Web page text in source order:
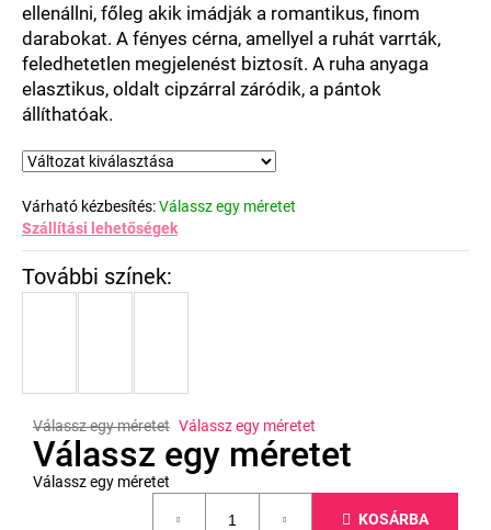
ellenállni, főleg akik imádják a romantikus, finom
darabokat. A fényes cérna, amellyel a ruhát varrták,
feledhetetlen megjelenést biztosít. A ruha anyaga
elasztikus, oldalt cipzárral záródik, a pántok
állíthatóak.
Várható kézbesítés:Válassz egy méretet
Szállítási lehetőségek
Válassz egy méretet Válassz egy méretet
Válassz egy méretet
Válassz egy méretet
KOSÁRBA